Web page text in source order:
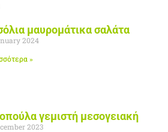
μαυρομάτικα σαλάτα
2024
»
γεμιστή μεσογειακή
2023